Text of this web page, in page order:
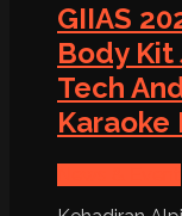
GIIAS
Body Kit
Tech
Karaoke